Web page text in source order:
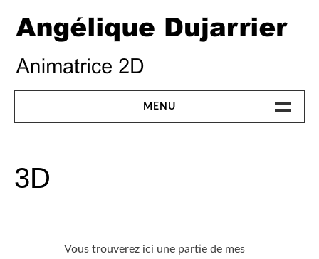
ANGÉLIQUE DUJARRIER
MENU
GAME ART
3D
Vous trouverez ici une partie de mes